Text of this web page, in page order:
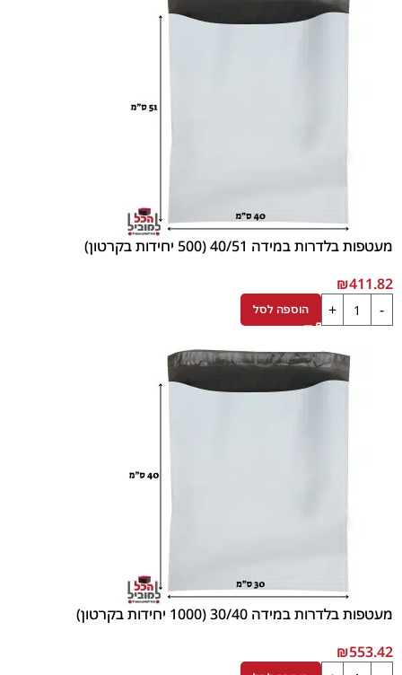
מעטפות בלדרות במידה 40/51 (500 יחידות בקרטון)
₪411.82
הוספה לסל
מעטפות בלדרות במידה 30/40 (1000 יחידות בקרטון)
₪553.42